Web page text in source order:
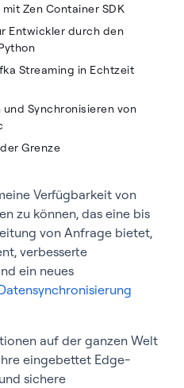
Zen Container SDK
Entwickler durch den
Streaming in Echtzeit
Synchronisieren von
Grenze
Verfügbarkeit von
zu können, das eine bis
von Anfrage bietet,
verbesserte
ein neues
auf der ganzen Welt
eingebettet Edge-
sichere